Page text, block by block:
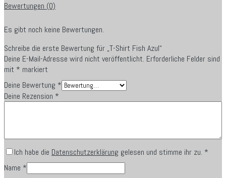
Bewertungen (0)
Es gibt noch keine Bewertungen.
Schreibe die erste Bewertung für „T-Shirt Fish Azul“
Deine E-Mail-Adresse wird nicht veröffentlicht. Erforderliche Felder sind
mit * markiert
Deine Bewertung *
Deine Rezension *
Ich habe die Datenschutzerklärung gelesen und stimme ihr zu. *
Name *